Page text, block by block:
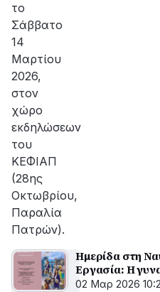
το
Σάββατο
14
Μαρτίου
2026,
στον
χώρο
εκδηλώσεων
του
ΚΕΦΙΑΠ
(28ης
Οκτωβρίου,
Παραλία
Πατρών).
Ημερίδα στη
Εργασία: Η
02 Μαρ 2026